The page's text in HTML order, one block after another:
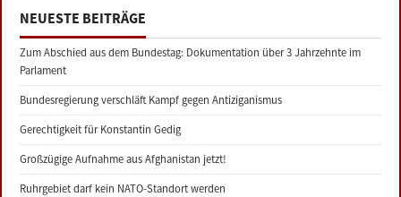
NEUESTE BEITRÄGE
Zum Abschied aus dem Bundestag: Dokumentation über 3 Jahrzehnte im
Parlament
Bundesregierung verschläft Kampf gegen Antiziganismus
Gerechtigkeit für Konstantin Gedig
Großzügige Aufnahme aus Afghanistan jetzt!
Ruhrgebiet darf kein NATO-Standort werden